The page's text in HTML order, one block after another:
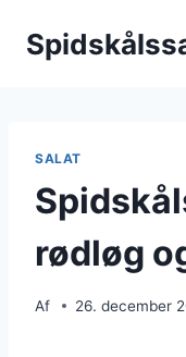
SALAT
rødløg
Af 26. december